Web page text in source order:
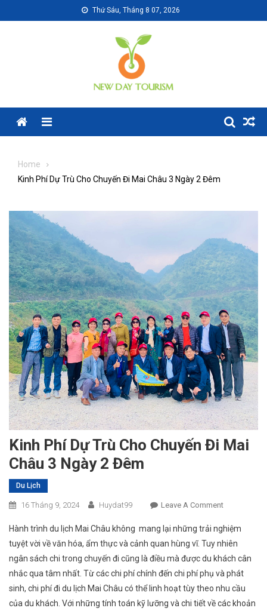
to
Thứ Sáu, Tháng 8 07, 2026
Menu
Home
Kinh Phí Dự Trù Cho Chuyến Đi Mai Châu 3 Ngày 2 Đêm
Kinh Phí Dự Trù Cho Chuyến Đi Mai
Châu 3 Ngày 2 Đêm
Du Lịch
16 Tháng 9, 2024 Huydat99 Leave A CommentOn
Phí
Dự
Trù
Cho
Chuyến
Đi
Hành trình du lịch Mai Châu không mang lại những trải nghiệm
tuyệt vời về văn hóa, ẩm thực và cảnh quan hùng vĩ. Tuy nhiên
ngân sách chi trong chuyến đi cũng là điều mà được du khách cân
nhắc qua tâm nhất. Từ các chi phí chính đến chi phí phụ và phát
sinh, chi phí đi du lịch Mai Châu có thể linh hoạt tùy theo nhu cầu
của du khách. Với những tính toán kỹ lưỡng và chi tiết về các khoản